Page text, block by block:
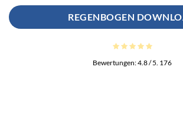
REGENBOGEN
Bewertungen:4.8/ 5. 176